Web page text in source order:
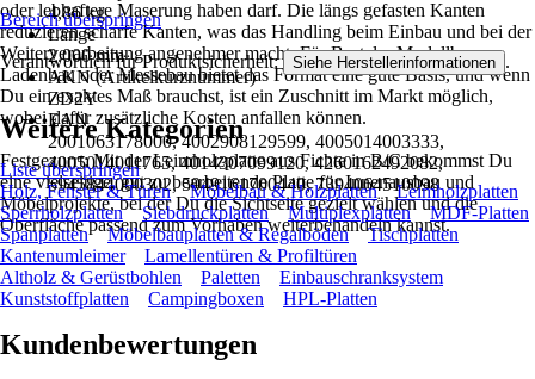
4,86 kg
Länge
2.000 mm
AKN (Artikelkurznummer)
ZD2Y
EAN
2001063178000, 4002908129599, 4005014003333,
4005014011765, 4014307099120, 4260162492082,
5945844000302, 5949161700440, 7394064510098
oder lebhaftere Maserung haben darf. Die längs gefasten Kanten
reduzieren scharfe Kanten, was das Handling beim Einbau und bei der
Weiterverarbeitung angenehmer macht. Für Basteln, Modellbau,
Ladenbau oder Messebau bietet das Format eine gute Basis, und wenn
Du ein exaktes Maß brauchst, ist ein Zuschnitt im Markt möglich,
wobei dafür zusätzliche Kosten anfallen können.
Festgezurrt: Mit der Leimholzplatte aus Fichte in B/C bekommst Du
eine vielseitige, gut zu bearbeitende Platte für Innenausbau und
Möbelprojekte, bei der Du die Sichtseite gezielt wählen und die
Oberfläche passend zum Vorhaben weiterbehandeln kannst.
Bereich überspringen
Verantwortlich für Produktsicherheit: Siehe Herstellerinformationen .
Weitere Kategorien
Liste überspringen
Holz, Fenster & Türen
Möbelbau & Holzplatten
Leimholzplatten
Sperrholzplatten
Siebdruckplatten Multiplexplatten
MDF-Platten
Spanplatten
Möbelbauplatten & Regalböden
Tischplatten
Kantenumleimer
Lamellentüren & Profiltüren
Altholz & Gerüstbohlen
Paletten
Einbauschranksystem
Kunststoffplatten
Campingboxen HPL-Platten
Kundenbewertungen